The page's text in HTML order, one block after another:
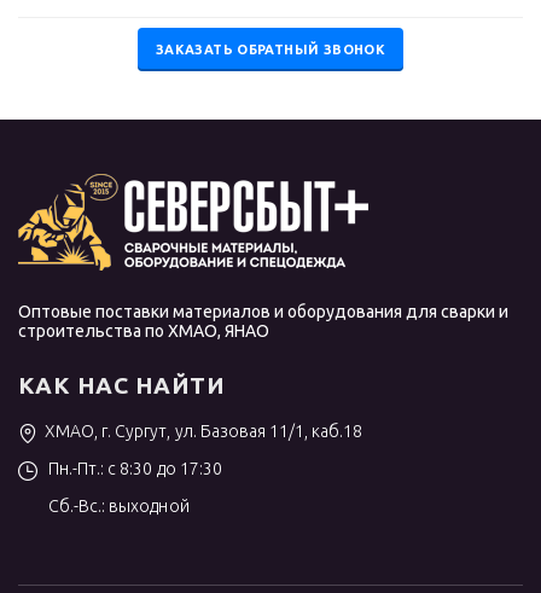
ЗАКАЗАТЬ ОБРАТНЫЙ ЗВОНОК
Оптовые поставки материалов и оборудования для сварки и
строительства по ХМАО, ЯНАО
КАК НАС НАЙТИ
ХМАО, г. Сургут, ул. Базовая 11/1, каб.18
Пн.-Пт.: с 8:30 до 17:30
Сб.-Вс.: выходной